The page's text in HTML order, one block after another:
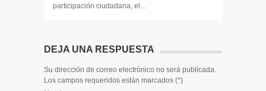
participación ciudadana, el...
DEJA UNA RESPUESTA
Su dirección de correo electrónico no será publicada.
Los campos requeridos están marcados (*)